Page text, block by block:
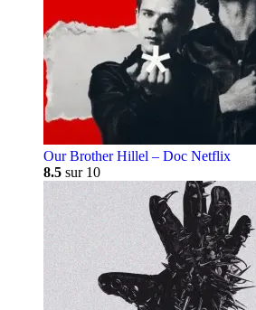
Our Brother Hillel – Doc Netflix
8.5 sur 10